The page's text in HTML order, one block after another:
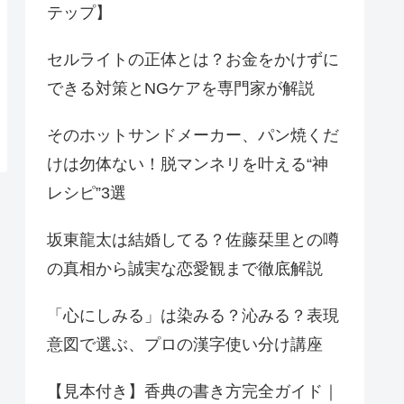
テップ】
セルライトの正体とは？お金をかけずに
できる対策とNGケアを専門家が解説
そのホットサンドメーカー、パン焼くだ
けは勿体ない！脱マンネリを叶える“神
レシピ”3選
坂東龍太は結婚してる？佐藤栞里との噂
の真相から誠実な恋愛観まで徹底解説
「心にしみる」は染みる？沁みる？表現
意図で選ぶ、プロの漢字使い分け講座
【見本付き】香典の書き方完全ガイド｜